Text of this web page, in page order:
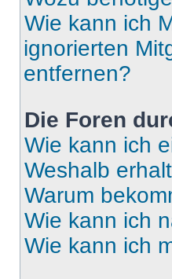
Wie kann ich
ignorierten
entfernen?
Die Foren
Wie kann ich
Weshalb
Warum
Wie kann ich
Wie kann ich